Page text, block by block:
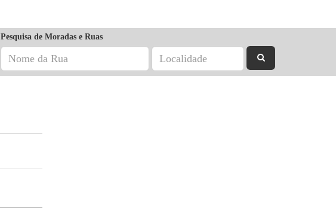
Pesquisa de Moradas e Ruas